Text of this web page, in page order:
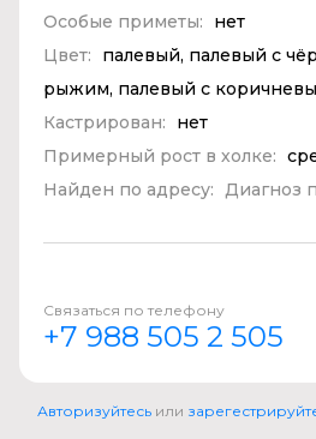
Особые приметы:
нет
Цвет:
палевый, палевый с
рыжим, палевый с
Кастрирован:
нет
Примерный рост в холке:
Найден по адресу: Диагноз
Связаться по телефону
+7 988 505 2 505
Авторизуйтесь или